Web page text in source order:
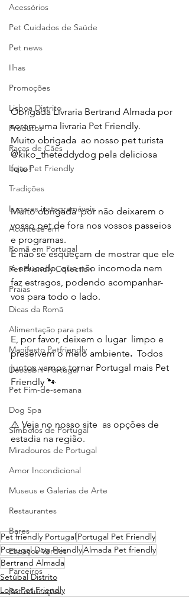
Acessórios
Pet Cuidados de Saúde
Pet news
Ilhas
Promoções
Lisboa Distrito
Produtos
Raças de Cães
Lojas Pet Friendly
Tradições
Lugares instagramáveis
Acontece em
Romã em Portugal
Pet Friendly Collection
Praias
Dicas da Romã
Alimentação para pets
Manifesto Petfriendly
Descobrir Portugal
Pet Fim-de-semana
Dog Spa
Símbolos de Portugal
Miradouros de Portugal
Amor Incondicional
Museus e Galerias de Arte
Restaurantes
Bares
Espaços Verdes
Parceiros
Pet educação
Obrigada Livraria Bertrand Almada por
serem uma livraria Pet Friendly.
Muito obrigada  ao nosso pet turista
@kiko_theteddydog pela deliciosa
foto!
Muito obrigada  por não deixarem o
vosso pet de fora nos vossos passeios
e programas.
E não se esqueçam de mostrar que ele
é educado, que não incomoda nem
faz estragos, podendo acompanhar-
vos para todo o lado.
E, por favor, deixem o lugar  limpo e
preservem o meio ambiente. Todos
juntos vamos tornar Portugal mais Pet
Friendly 🐾
⚠️ Veja no nosso site  as opções de
estadia na região.
Pet friendly PortugalPortugal Pet Friendly
Portugal Dog FriendlyAlmada Pet friendly
Bertrand Almada
Setúbal Distrito
Lojas Pet Friendly